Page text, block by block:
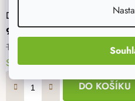
Dřevěná karta na peníze -
90 Kč
129 Kč
Skladem7. - 10. 8. u vás
DO KOŠÍKU